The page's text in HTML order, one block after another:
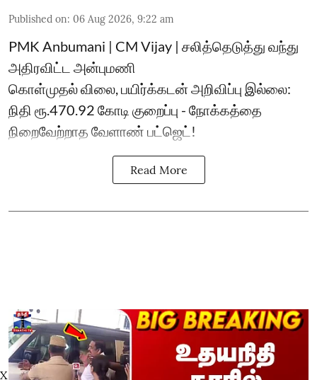
Published on: 06 Aug 2026, 9:22 am
PMK Anbumani | CM Vijay | சலித்தெடுத்து வந்து
அதிரவிட்ட அன்புமணி
கொள்முதல் விலை, பயிர்க்கடன் அறிவிப்பு இல்லை:
நிதி ரூ.470.92 கோடி குறைப்பு - நோக்கத்தை
நிறைவேற்றாத வேளாண் பட்ஜெட்!
Read More
X